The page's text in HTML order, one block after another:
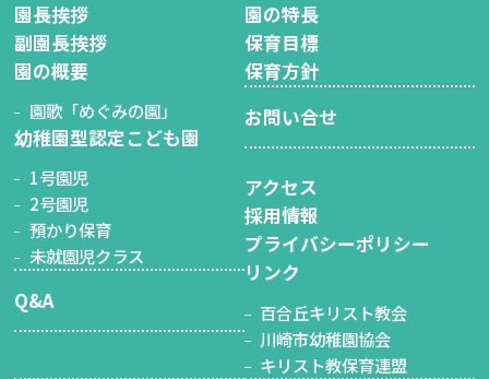
園長挨拶
副園長挨拶
園の概要
園歌「めぐみの園」
幼稚園型認定こども園
1号園児
2号園児
預かり保育
未就園児クラス
Q&A
園の特長
保育目標
保育方針
お問い合せ
アクセス
採用情報
プライバシーポリシー
リンク
百合丘キリスト教会
川崎市幼稚園協会
キリスト教保育連盟